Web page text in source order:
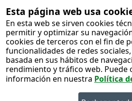
Esta página web usa
En esta web se sirven cookies
permitir y optimizar su
cookies de terceros con el fin de
funcionalidades de redes
basada en sus hábitos de
rendimiento y tráfico web. Puede
información en nuestra Política